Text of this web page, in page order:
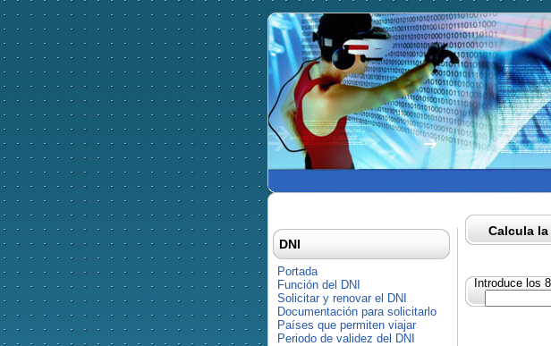
Calcula
Introduce los
DNI
Portada
Función del DNI
Solicitar y renovar el DNI
Documentación para solicitarlo
Países que permiten viajar
Periodo de validez del DNI